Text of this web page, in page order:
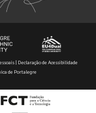
Declaração de Acessibilidade
de Portalegre